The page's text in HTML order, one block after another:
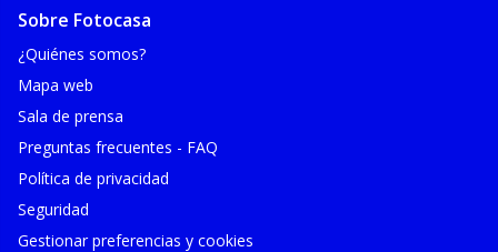
Sobre Fotocasa
¿Quiénes somos?
Mapa web
Sala de prensa
Preguntas frecuentes - FAQ
Política de privacidad
Seguridad
Gestionar preferencias y cookies